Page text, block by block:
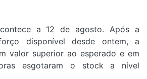
a 12 de agosto. Após a
disponível desde ontem, a
valor superior ao esperado e em
esgotaram o stock a nível